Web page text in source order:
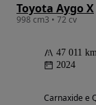
Toyota Aygo X
998 cm3 • 72 cv
47 011
2024
Carnaxide e